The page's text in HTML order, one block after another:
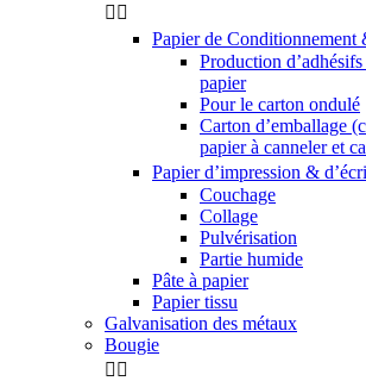
 
Papier de Conditionnement
Production
papier
Pour le carton ondulé
Carton d’emballage
papier à canneler et
Papier d’impression &
Couchage
Collage
Pulvérisation
Partie humide
Pâte à papier
Papier tissu
Galvanisation des métaux
Bougie
 